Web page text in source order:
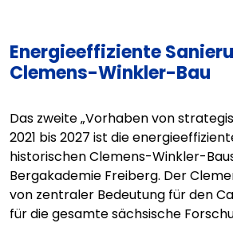
Energieeffiziente
Clemens-Winkler-Bau
Das zweite „Vorhaben von
2021 bis 2027 ist die
historischen Clemens-Winkler-
Bergakademie Freiberg. Der
von zentraler Bedeutung für den
für die gesamte sächsische